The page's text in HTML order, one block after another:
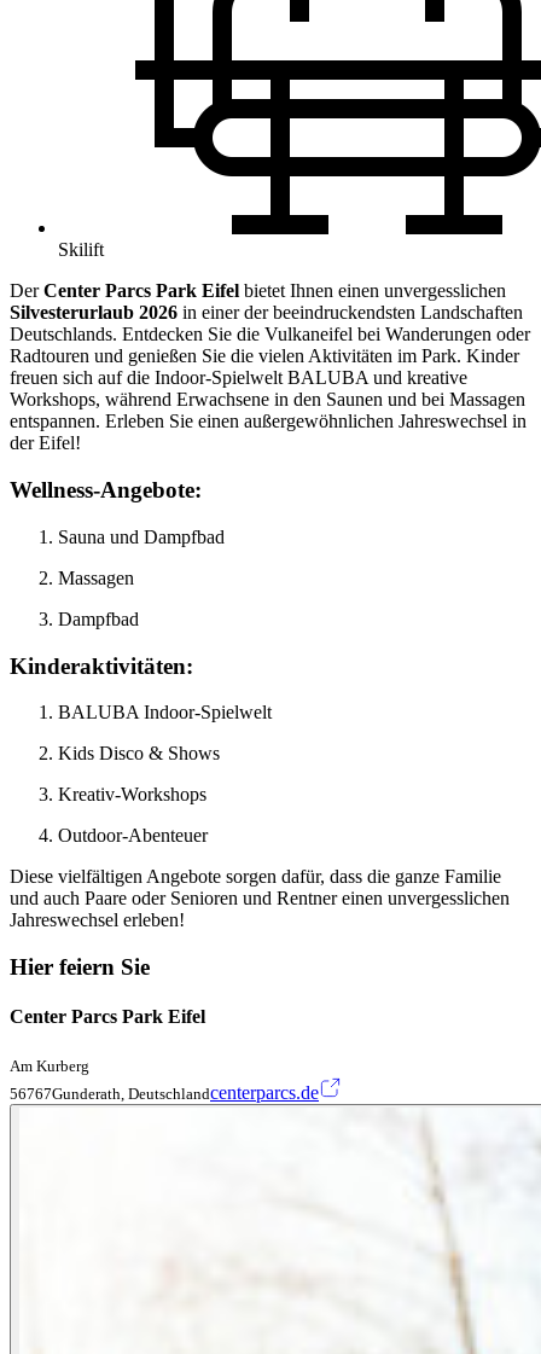
Skilift
DerCenter Parcs Park Eifel bietet Ihnen einen unvergesslichen
Silvesterurlaub 2026 in einer der beeindruckendsten Landschaften
Deutschlands. Entdecken Sie die Vulkaneifel bei Wanderungen oder
Radtouren und genießen Sie die vielen Aktivitäten im Park. Kinder
freuen sich auf die Indoor-Spielwelt BALUBA und kreative
Workshops, während Erwachsene in den Saunen und bei Massagen
entspannen. Erleben Sie einen außergewöhnlichen Jahreswechsel in
der Eifel!
Wellness-Angebote:
Sauna und Dampfbad
Massagen
Dampfbad
Kinderaktivitäten:
BALUBA Indoor-Spielwelt
Kids Disco & Shows
Kreativ-Workshops
Outdoor-Abenteuer
Diese vielfältigen Angebote sorgen dafür, dass die ganze Familie
und auch Paare oder Senioren und Rentner einen unvergesslichen
Jahreswechsel erleben!
Hier feiern Sie
Center Parcs Park Eifel
Am Kurberg
56767Gunderath, Deutschlandcenterparcs.de